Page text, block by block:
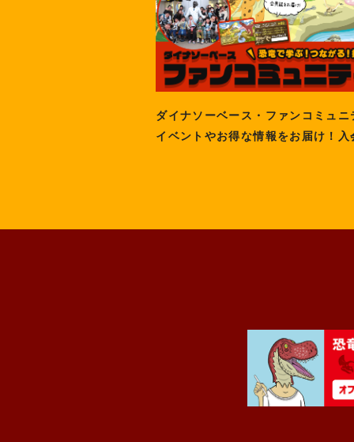
ダイナソーベース・ファンコミュ
イベントやお得な情報をお届け！入